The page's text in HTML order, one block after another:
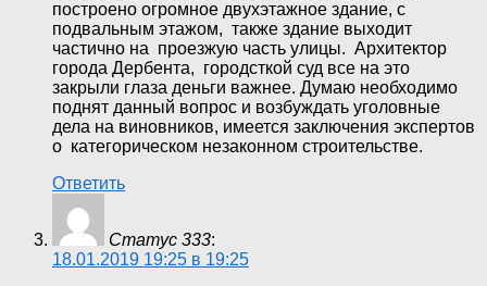
построено огромное двухэтажное здание, с
подвальным этажом, также здание выходит
частично на проезжую часть улицы. Архитектор
города Дербента, городсткой суд все на это
закрыли глаза деньги важнее. Думаю необходимо
поднят данный вопрос и возбуждать уголовные
дела на виновников, имеется заключения экспертов
о категорическом незаконном строительстве.
Ответить
Статус 333:
18.01.2019 19:25 в 19:25